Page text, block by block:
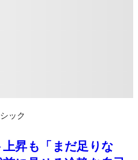
ック
昇も「まだ足りな